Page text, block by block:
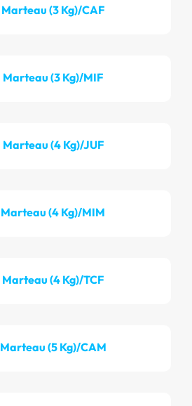
Marteau (3 Kg)/CAF
Marteau (3 Kg)/MIF
Marteau (4 Kg)/JUF
Marteau (4 Kg)/MIM
Marteau (4 Kg)/TCF
Marteau (5 Kg)/CAM